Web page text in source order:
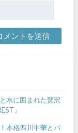
水に囲まれた贅沢
』
本格四川中華とパ